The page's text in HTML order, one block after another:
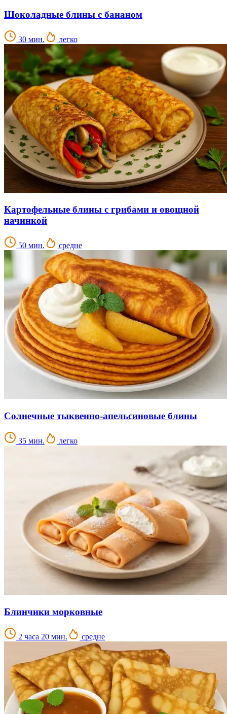
Шоколадные блины с бананом
30 мин. легко
Картофельные блины с грибами и овощной
начинкой
50 мин. средне
Солнечные тыквенно-апельсиновые блины
35 мин. легко
Блинчики морковные
2 часа 20 мин. средне